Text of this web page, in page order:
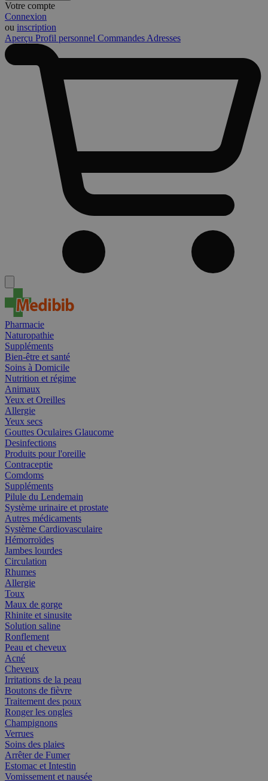
Votre compte
Connexion
ou inscription
Aperçu Profil personnel Commandes Adresses
Pharmacie
Naturopathie
Suppléments
Bien-être et santé
Soins à Domicile
Nutrition et régime
Animaux
Yeux et Oreilles
Allergie
Yeux secs
Gouttes Oculaires Glaucome
Desinfections
Produits pour l'oreille
Contraceptie
Comdoms
Suppléments
Pilule du Lendemain
Système urinaire et prostate
Autres médicaments
Système Cardiovasculaire
Hémorroïdes
Jambes lourdes
Circulation
Rhumes
Allergie
Toux
Maux de gorge
Rhinite et sinusite
Solution saline
Ronflement
Peau et cheveux
Acné
Cheveux
Irritations de la peau
Boutons de fièvre
Traitement des poux
Ronger les ongles
Champignons
Verrues
Soins des plaies
Arrêter de Fumer
Estomac et Intestin
Vomissement et nausée